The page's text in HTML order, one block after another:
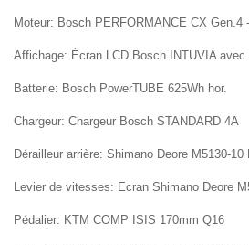
Moteur: Bosch PERFORMANCE CX Gen.4
Affichage: Écran LCD Bosch INTUVIA avec
Batterie: Bosch PowerTUBE 625Wh hor.
Chargeur: Chargeur Bosch STANDARD 4A
Dérailleur arrière: Shimano Deore M5130-10
Levier de vitesses: Ecran Shimano Deore
Pédalier: KTM COMP ISIS 170mm Q16